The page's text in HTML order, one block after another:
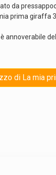
da
prima giraffa
è annoverabile
di La mia